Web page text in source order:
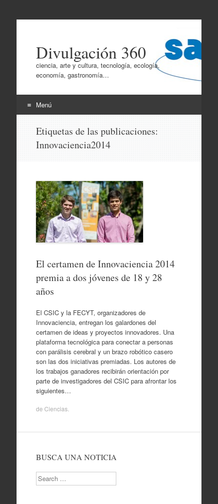
Divulgación 360
ciencia, arte y cultura, tecnología, ecología,
economía, gastronomía…
Menú
contenido
Etiquetas de las publicaciones:
Innovaciencia2014
El certamen de Innovaciencia 2014
premia a dos jóvenes de 18 y 28
años
El CSIC y la FECYT, organizadores de
Innovaciencia, entregan los galardones del
certamen de ideas y proyectos innovadores. Una
plataforma tecnológica para conectar a personas
con parálisis cerebral y un brazo robótico casero
son las dos iniciativas premiadas. Los autores de
los trabajos ganadores recibirán orientación por
parte de investigadores del CSIC para afrontar los
siguientes…
de Ciencias.
BUSCA UNA NOTICIA
Search